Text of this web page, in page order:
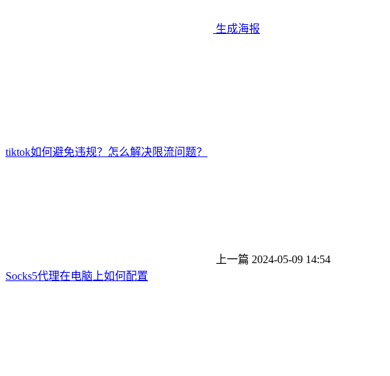
生成海报
tiktok如何避免违规？怎么解决限流问题？
上一篇 2024-05-09 14:54
Socks5代理在电脑上如何配置